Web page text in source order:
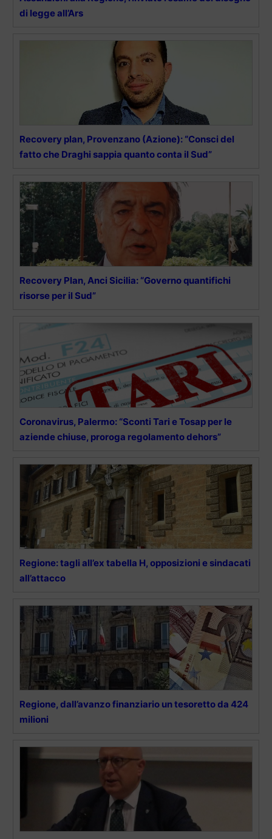
di legge all’Ars
Recovery plan, Provenzano (Azione): “Consci del
fatto che Draghi sappia quanto conta il Sud”
Recovery Plan, Anci Sicilia: “Governo quantifichi
risorse per il Sud”
Coronavirus, Palermo: “Sconti Tari e Tosap per le
aziende chiuse, proroga regolamento dehors”
Regione: tagli all’ex tabella H, opposizioni e sindacati
all’attacco
Regione, dall’avanzo finanziario un tesoretto da 424
milioni